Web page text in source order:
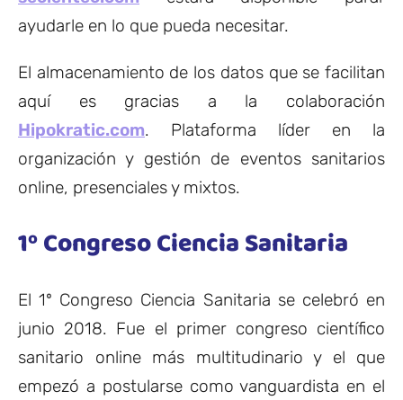
ayudarle en lo que pueda necesitar.
El almacenamiento de los datos que se facilitan
aquí es gracias a la colaboración
Hipokratic.com. Plataforma líder en la
organización y gestión de eventos sanitarios
online, presenciales y mixtos.
1º Congreso Ciencia Sanitaria
El 1º Congreso Ciencia Sanitaria se celebró en
junio 2018. Fue el primer congreso científico
sanitario online más multitudinario y el que
empezó a postularse como vanguardista en el